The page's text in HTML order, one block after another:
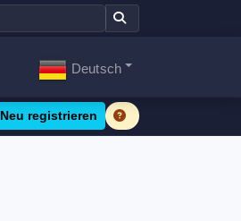
Deutsch
Neu registrieren